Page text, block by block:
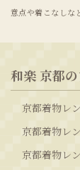
意点や着こなしな
和楽 京都
京都着物レ
京都着物レ
京都着物レ